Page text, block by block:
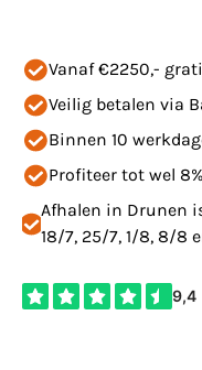
Vanaf €2250,-
Veilig betalen via
Binnen 10
Profiteer tot wel
Afhalen in Drunen
18/7, 25/7, 1/8, 8/8